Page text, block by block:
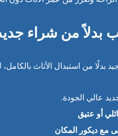
بدلاً من شراء
بدلًا من استبدال الأثاث بالكامل،
عالي الجودة.
أو عتيق
مع ديكور المكان